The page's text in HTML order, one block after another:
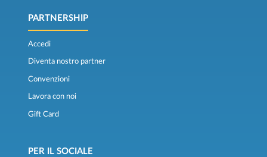
PARTNERSHIP
Accedi
Diventa nostro partner
Convenzioni
Lavora con noi
Gift Card
PER IL SOCIALE